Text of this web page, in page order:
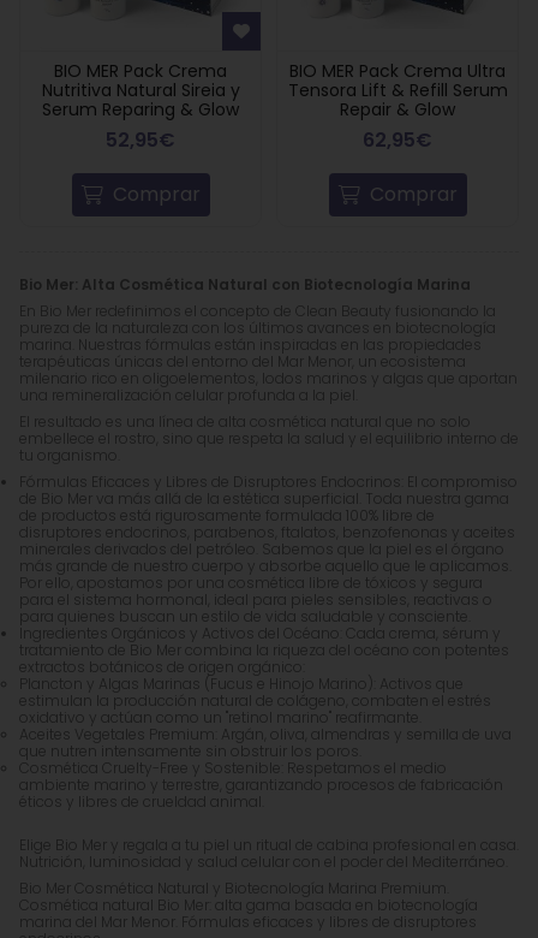
Bio Mer: Alta Cosmética Natural con Biotecnología Marina
En Bio Mer redefinimos el concepto de Clean Beauty fusionando la
pureza de la naturaleza con los últimos avances en biotecnología
marina. Nuestras fórmulas están inspiradas en las propiedades
terapéuticas únicas del entorno del Mar Menor, un ecosistema
milenario rico en oligoelementos, lodos marinos y algas que aportan
una remineralización celular profunda a la piel.
El resultado es una línea de alta cosmética natural que no solo
embellece el rostro, sino que respeta la salud y el equilibrio interno de
tu organismo.
Fórmulas Eficaces y Libres de Disruptores Endocrinos: El compromiso
de Bio Mer va más allá de la estética superficial. Toda nuestra gama
de productos está rigurosamente formulada 100% libre de
disruptores endocrinos, parabenos, ftalatos, benzofenonas y aceites
minerales derivados del petróleo. Sabemos que la piel es el órgano
más grande de nuestro cuerpo y absorbe aquello que le aplicamos.
Por ello, apostamos por una cosmética libre de tóxicos y segura
para el sistema hormonal, ideal para pieles sensibles, reactivas o
para quienes buscan un estilo de vida saludable y consciente.
Ingredientes Orgánicos y Activos del Océano: Cada crema, sérum y
tratamiento de Bio Mer combina la riqueza del océano con potentes
extractos botánicos de origen orgánico:
Plancton y Algas Marinas (Fucus e Hinojo Marino): Activos que
estimulan la producción natural de colágeno, combaten el estrés
oxidativo y actúan como un "retinol marino" reafirmante.
Aceites Vegetales Premium: Argán, oliva, almendras y semilla de uva
que nutren intensamente sin obstruir los poros.
Cosmética Cruelty-Free y Sostenible: Respetamos el medio
ambiente marino y terrestre, garantizando procesos de fabricación
éticos y libres de crueldad animal.
Elige Bio Mer y regala a tu piel un ritual de cabina profesional en casa.
Nutrición, luminosidad y salud celular con el poder del Mediterráneo.
Bio Mer Cosmética Natural y Biotecnología Marina Premium.
Cosmética natural Bio Mer: alta gama basada en biotecnología
marina del Mar Menor. Fórmulas eficaces y libres de disruptores
BIO MER Pack Crema
Nutritiva Natural Sireia y
Serum Reparing & Glow
52,95€
Comprar
BIO MER Pack Crema Ultra
Tensora Lift & Refill Serum
Repair & Glow
62,95€
Comprar